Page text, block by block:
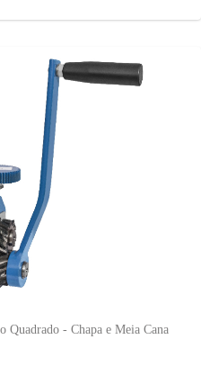
Quadrado - Chapa e Meia Cana